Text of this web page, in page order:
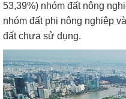
53,39%) nhóm đất nông
nhóm đất phi nông nghiệp
đất chưa sử dụng.